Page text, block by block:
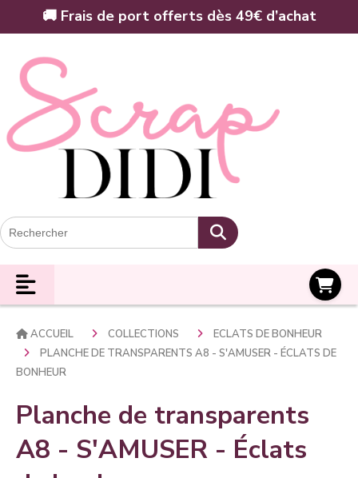
🚚 Frais de port offerts dès 49€ d’achat
ACCUEIL COLLECTIONS
ECLATS DE BONHEUR
PLANCHE DE TRANSPARENTS A8 - S'AMUSER - ÉCLATS DE
BONHEUR
Planche de transparents
A8 - S'AMUSER - Éclats